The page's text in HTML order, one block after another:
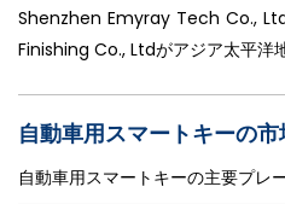
Shenzhen Emyray Tech Co.,
Finishing Co., Ltdがアジア太平洋
自動車用スマートキーの市
自動車用スマートキーの主要プレ